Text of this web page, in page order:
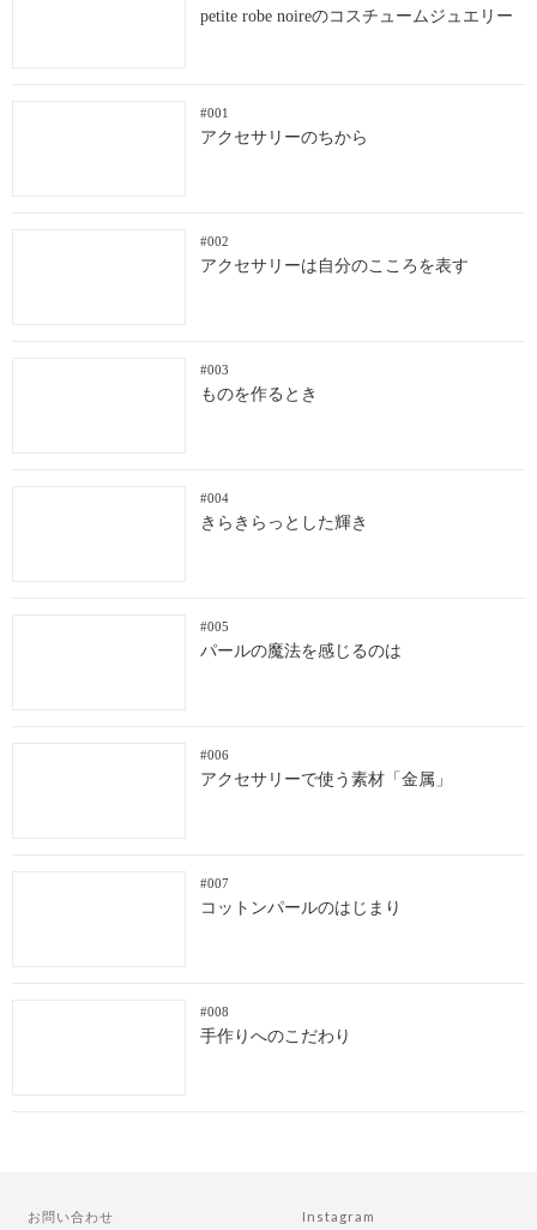
petite robe noireのコスチュームジュエリー
#001
アクセサリーのちから
#002
アクセサリーは自分のこころを表す
#003
ものを作るとき
#004
きらきらっとした輝き
#005
パールの魔法を感じるのは
#006
アクセサリーで使う素材「金属」
#007
コットンパールのはじまり
#008
手作りへのこだわり
お問い合わせ Instagram